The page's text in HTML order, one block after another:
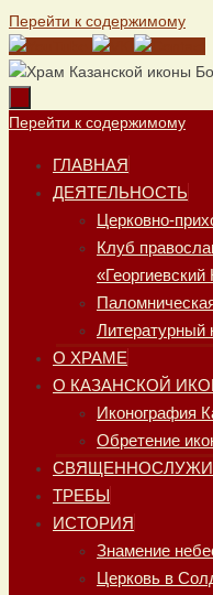
Перейти к содержимому
Перейти к содержимому
ГЛАВНАЯ
ДЕЯТЕЛЬНОСТЬ
Церковно-
Клуб
«Георгиевский
Литературный
О ХРАМЕ
О КАЗАНСКОЙ
Иконография
Обретение
ТРЕБЫ
ИСТОРИЯ
Знамение
Церковь в